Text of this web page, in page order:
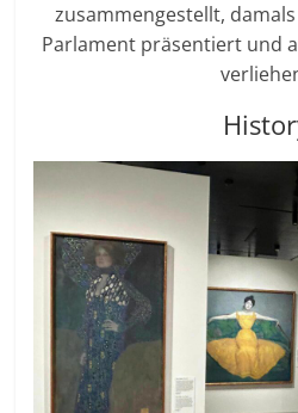
zusammengestellt,
Parlament präsentiert und